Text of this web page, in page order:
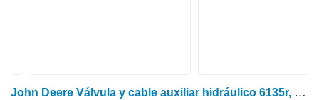
John Deere Válvula y cable auxiliar hidráulico 6135r, 6r, 6m Al209365, Al23 100-0-510798 para 6135R tractor de ruedas